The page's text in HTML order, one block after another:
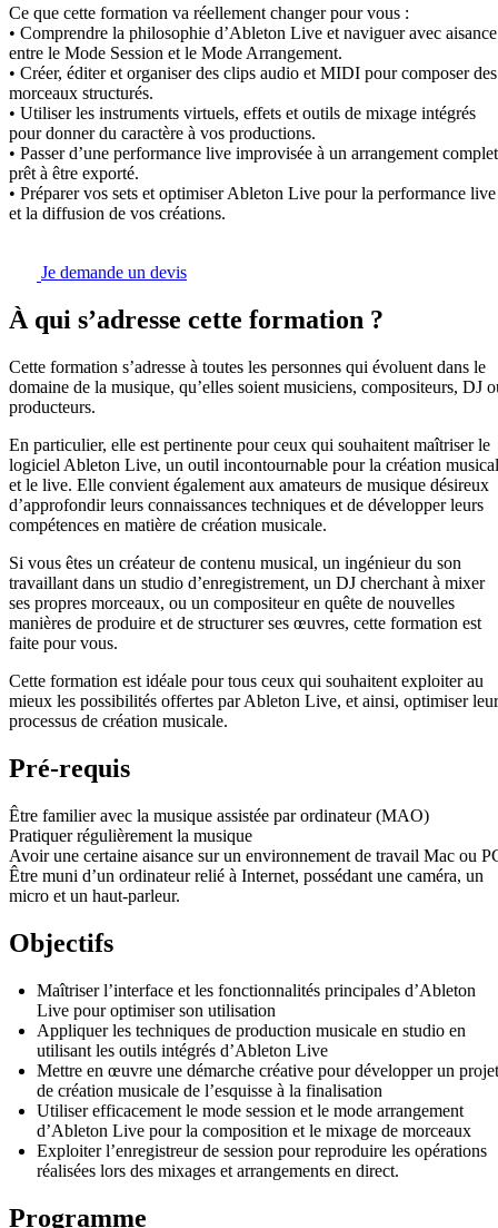
Ce que cette formation va réellement changer pour vous :
• Comprendre la philosophie d’Ableton Live et naviguer avec aisance
entre le Mode Session et le Mode Arrangement.
• Créer, éditer et organiser des clips audio et MIDI pour composer des
morceaux structurés.
• Utiliser les instruments virtuels, effets et outils de mixage intégrés
pour donner du caractère à vos productions.
• Passer d’une performance live improvisée à un arrangement
prêt à être exporté.
• Préparer vos sets et optimiser Ableton Live pour la performance live
et la diffusion de vos créations.
Je demande un devis
À qui s’adresse cette formation ?
Cette formation s’adresse à toutes les personnes qui évoluent dans le
domaine de la musique, qu’elles soient musiciens, compositeurs, DJ
producteurs.
En particulier, elle est pertinente pour ceux qui souhaitent maîtriser le
logiciel Ableton Live, un outil incontournable pour la création
et le live. Elle convient également aux amateurs de musique désireux
d’approfondir leurs connaissances techniques et de développer leurs
compétences en matière de création musicale.
Si vous êtes un créateur de contenu musical, un ingénieur du son
travaillant dans un studio d’enregistrement, un DJ cherchant à mixer
ses propres morceaux, ou un compositeur en quête de nouvelles
manières de produire et de structurer ses œuvres, cette formation est
faite pour vous.
Cette formation est idéale pour tous ceux qui souhaitent exploiter au
mieux les possibilités offertes par Ableton Live, et ainsi, optimiser leur
processus de création musicale.
Pré-requis
Être familier avec la musique assistée par ordinateur (MAO)
Pratiquer régulièrement la musique
Avoir une certaine aisance sur un environnement de travail Mac ou
Être muni d’un ordinateur relié à Internet, possédant une caméra, un
micro et un haut-parleur.
Objectifs
Maîtriser l’interface et les fonctionnalités principales d’Ableton
Live pour optimiser son utilisation
Appliquer les techniques de production musicale en studio en
utilisant les outils intégrés d’Ableton Live
Mettre en œuvre une démarche créative pour développer un projet
de création musicale de l’esquisse à la finalisation
Utiliser efficacement le mode session et le mode arrangement
d’Ableton Live pour la composition et le mixage de morceaux
Exploiter l’enregistreur de session pour reproduire les opérations
réalisées lors des mixages et arrangements en direct.
Programme